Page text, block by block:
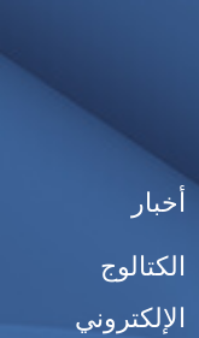
أخبار
الكتالوج
الإلكتروني